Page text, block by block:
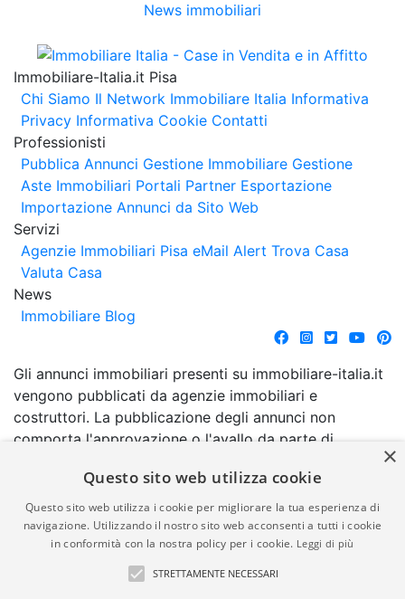
News immobiliari
Immobiliare-Italia.it Pisa
Chi Siamo Il Network Immobiliare Italia Informativa
Privacy Informativa Cookie Contatti
Professionisti
Pubblica Annunci Gestione Immobiliare Gestione
Aste Immobiliari Portali Partner Esportazione
Importazione Annunci da Sito Web
Servizi
Agenzie Immobiliari Pisa eMail Alert Trova Casa
Valuta Casa
News
Immobiliare Blog
Gli annunci immobiliari presenti su immobiliare-italia.it
vengono pubblicati da agenzie immobiliari e
costruttori. La pubblicazione degli annunci non
comporta l'approvazione o l'avallo da parte di
garanzia da parte di quest'ultima. immobiliare-italia.it
quindi non è responsabile della veridicità, della
correttezza, della completezza, della normativa in
materia di privacy e/o di alcun altro aspetto dei
suddetti annunci.
×
Questo sito web utilizza cookie
Questo sito web utilizza i cookie per migliorare la tua esperienza di
navigazione. Utilizzando il nostro sito web acconsenti a tutti i cookie
in conformità con la nostra policy per i cookie. Leggi di più
STRETTAMENTE NECESSARI